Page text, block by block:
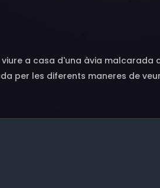
María Sardà, Ricard Farré,
a casa d'una àvia malcarada
per les diferents maneres de